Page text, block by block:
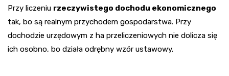
Przy liczeniu rzeczywistego dochodu ekonomicznego
tak, bo są realnym przychodem gospodarstwa. Przy
dochodzie urzędowym z ha przeliczeniowych nie dolicza się
ich osobno, bo działa odrębny wzór ustawowy.